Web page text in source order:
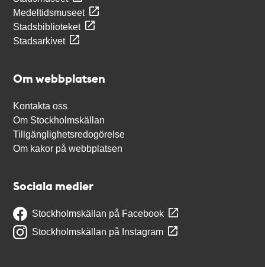
Medeltidsmuseet
Stadsbiblioteket
Stadsarkivet
Om webbplatsen
Kontakta oss
Om Stockholmskällan
Tillgänglighetsredogörelse
Om kakor på webbplatsen
Sociala medier
Stockholmskällan på Facebook
Stockholmskällan på Instagram